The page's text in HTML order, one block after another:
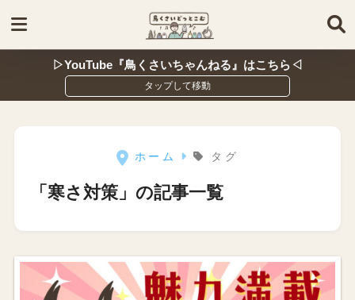
▷YouTube『鳥くさいちゃんねる』はこちら◁
ホーム タグ
「寒さ対策」の記事一覧